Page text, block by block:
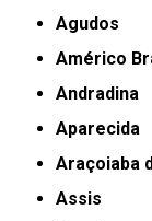
Agudos
Américo
Andradina
Aparecida
Araçoiaba
Assis